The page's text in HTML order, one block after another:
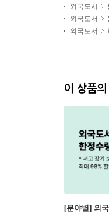
외국도서
외국도서
외국도서
이 상품
[분야별] 외